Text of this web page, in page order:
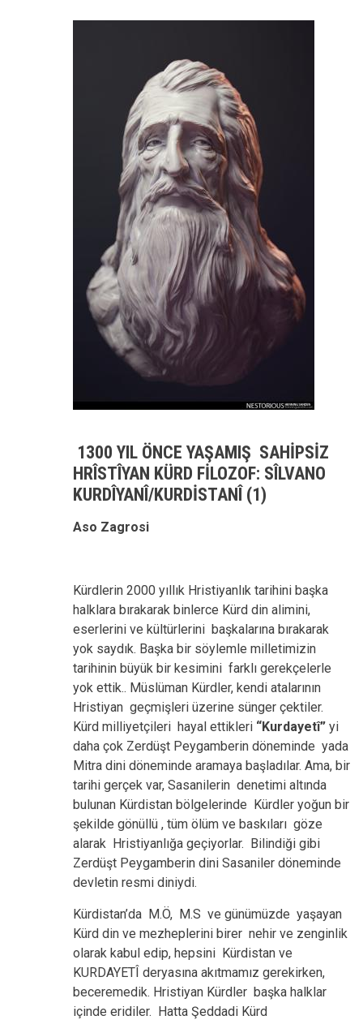
1300 YIL ÖNCE YAŞAMIŞ SAHİPSİZ
HRÎSTÎYAN KÜRD FİLOZOF: SÎLVANO
KURDÎYANÎ/KURDİSTANÎ (1)
Aso Zagrosi
Kürdlerin 2000 yıllık Hristiyanlık tarihini başka
halklara bırakarak binlerce Kürd din alimini,
eserlerini ve kültürlerini başkalarına bırakarak
yok saydık. Başka bir söylemle milletimizin
tarihinin büyük bir kesimini farklı gerekçelerle
yok ettik.. Müslüman Kürdler, kendi atalarının
Hristiyan geçmişleri üzerine sünger çektiler.
Kürd milliyetçileri hayal ettikleri “Kurdayetî” yi
daha çok Zerdüşt Peygamberin döneminde yada
Mitra dini döneminde aramaya başladılar. Ama, bir
tarihi gerçek var, Sasanilerin denetimi altında
bulunan Kürdistan bölgelerinde Kürdler yoğun bir
şekilde gönüllü , tüm ölüm ve baskıları göze
alarak Hristiyanlığa geçiyorlar. Bilindiği gibi
Zerdüşt Peygamberin dini Sasaniler döneminde
devletin resmi diniydi.
Kürdistan’da M.Ö, M.S ve günümüzde yaşayan
Kürd din ve mezheplerini birer nehir ve zenginlik
olarak kabul edip, hepsini Kürdistan ve
KURDAYETÎ deryasına akıtmamız gerekirken,
beceremedik. Hristiyan Kürdler başka halklar
içinde eridiler. Hatta Şeddadi Kürd